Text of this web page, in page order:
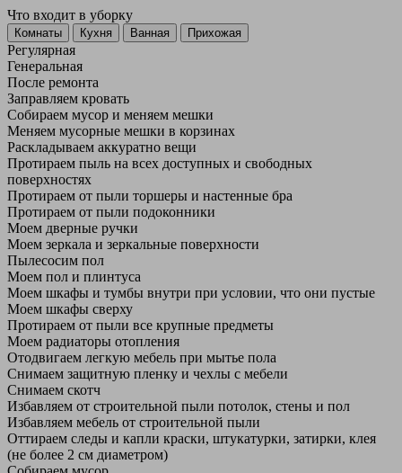
Что входит в уборку
Регу­лярная
Гене­ральная
После ремонта
Заправляем кровать
Собираем мусор и меняем мешки
Меняем мусорные мешки в корзинах
Раскладываем аккуратно вещи
Протираем пыль на всех доступных и свободных
поверхностях
Протираем от пыли торшеры и настенные бра
Протираем от пыли подоконники
Моем дверные ручки
Моем зеркала и зеркальные поверхности
Пылесосим пол
Моем пол и плинтуса
Моем шкафы и тумбы внутри при условии, что они пустые
Моем шкафы сверху
Протираем от пыли все крупные предметы
Моем радиаторы отопления
Отодвигаем легкую мебель при мытье пола
Снимаем защитную пленку и чехлы с мебели
Снимаем скотч
Избавляем от строительной пыли потолок, стены и пол
Избавляем мебель от строительной пыли
Оттираем следы и капли краски, штукатурки, затирки, клея
(не более 2 см диаметром)